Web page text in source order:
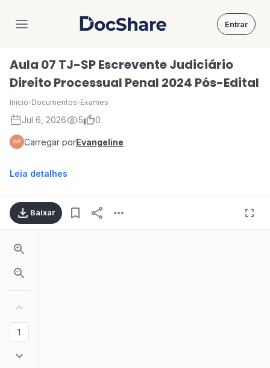
DocShare Entrar
Aula 07 TJ-SP Escrevente Judiciário
Direito Processual Penal 2024 Pós-Edital
Início›Documentos›Exames
Jul 6, 2026 5 0
Carregar porEvangeline
Leia detalhes
Baixar